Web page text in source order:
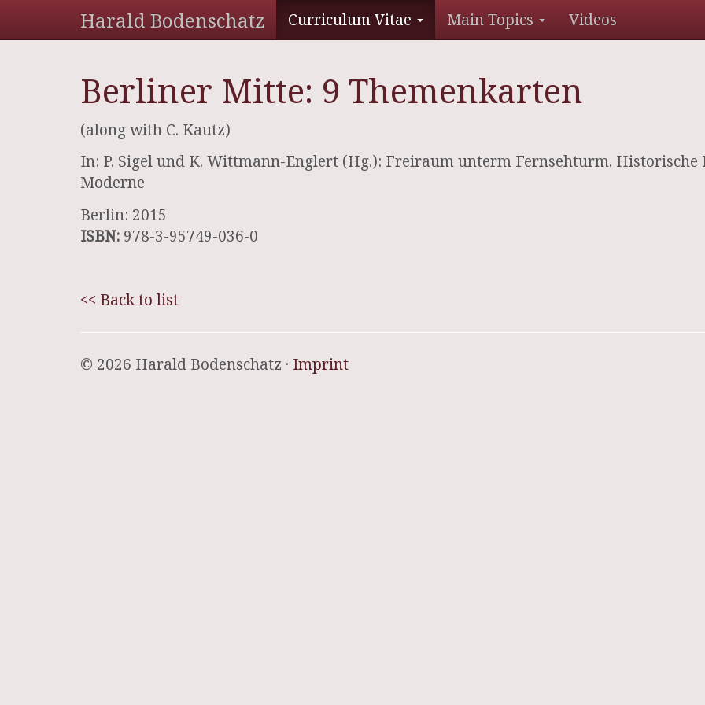
Harald Bodenschatz Curriculum Vitae Main Topics Videos
Berliner Mitte: 9 Themenkarten
(along with C. Kautz)
In: P. Sigel und K. Wittmann-Englert (Hg.): Freiraum unterm Fernsehturm.
Moderne
Berlin: 2015
ISBN: 978-3-95749-036-0
<< Back to list
© 2026 Harald Bodenschatz · Imprint